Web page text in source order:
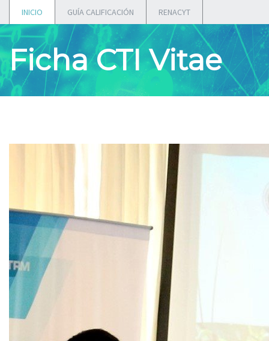
INICIO GUÍA CALIFICACIÓN RENACYT
Ficha CTI Vitae